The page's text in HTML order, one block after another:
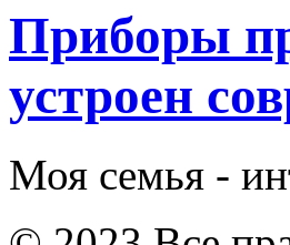
Приборы
устроен
Моя семья -